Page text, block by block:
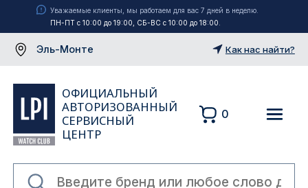
Уважаемые клиенты, мы работаем для вас 7 дней в неделю.
ПН-ПТ с 10:00 до 19:00, СБ-ВС с 10:00 до 18:00.
Эль-Монте Как нас найти?
ОФИЦИАЛЬНЫЙ
АВТОРИЗОВАННЫЙ
СЕРВИСНЫЙ
ЦЕНТР
0